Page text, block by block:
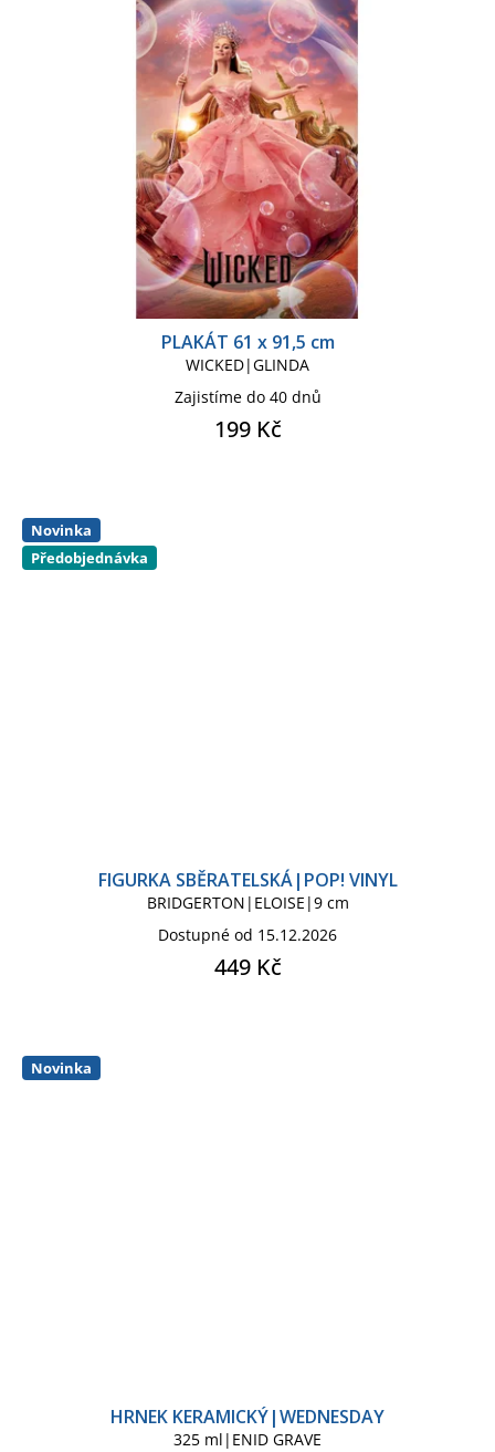
Přívěsek - klíčenka
Psací pero, propiska Puzzle
Pytlík na záda, gym bag
Řetízek na krk, na ruku
Ručník Samolepky
Sety školních potřeb
Sklenice korbel
Župan pánský
PLAKÁT 61 x 91,5 cm
WICKED|GLINDA
Zajistíme do 40 dnů
199 Kč
Novinka
Předobjednávka
FIGURKA SBĚRATELSKÁ|POP! VINYL
BRIDGERTON|ELOISE|9 cm
Dostupné od 15.12.2026
449 Kč
Novinka
HRNEK KERAMICKÝ|WEDNESDAY
325 ml|ENID GRAVE